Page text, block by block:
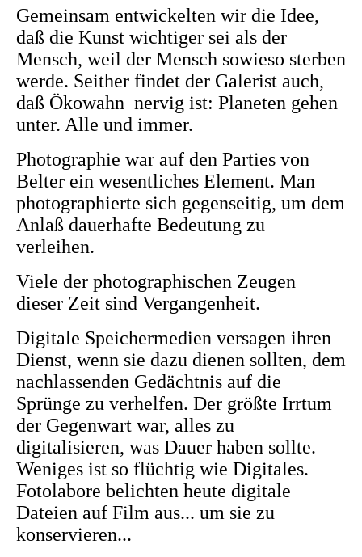
Gemeinsam entwickelten wir die Idee,
daß die Kunst wichtiger sei als der
Mensch, weil der Mensch sowieso sterben
werde. Seither findet der Galerist auch,
daß Ökowahn nervig ist: Planeten gehen
unter. Alle und immer.
Photographie war auf den Parties von
Belter ein wesentliches Element. Man
photographierte sich gegenseitig, um dem
Anlaß dauerhafte Bedeutung zu
verleihen.
Viele der photographischen Zeugen
dieser Zeit sind Vergangenheit.
Digitale Speichermedien versagen ihren
Dienst, wenn sie dazu dienen sollten, dem
nachlassenden Gedächtnis auf die
Sprünge zu verhelfen. Der größte Irrtum
der Gegenwart war, alles zu
digitalisieren, was Dauer haben sollte.
Weniges ist so flüchtig wie Digitales.
Fotolabore belichten heute digitale
Dateien auf Film aus... um sie zu
konservieren...